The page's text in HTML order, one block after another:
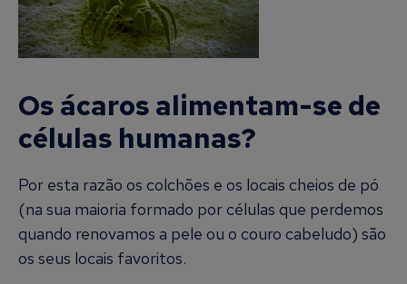
Os ácaros alimentam-se de
células humanas?
Por esta razão os colchões e os locais cheios de pó
(na sua maioria formado por células que perdemos
quando renovamos a pele ou o couro cabeludo) são
os seus locais favoritos.